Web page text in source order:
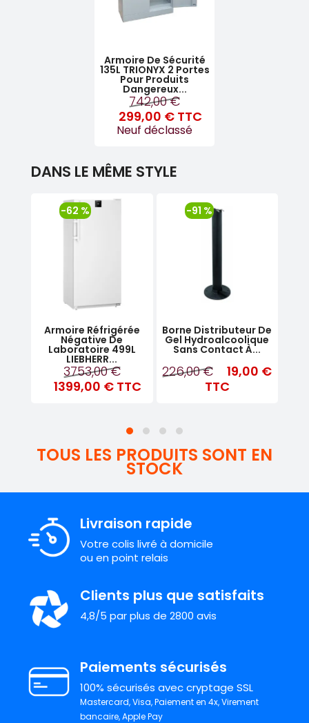
Armoire De Sécurité
135L TRIONYX 2 Portes
Pour Produits
Dangereux...
742,00 €
299,00 € TTC
Neuf déclassé
DANS LE MÊME STYLE
Armoire Réfrigérée
Négative De
Laboratoire 499L
LIEBHERR...
3753,00 €
1399,00 € TTC
-62 %
Borne Distributeur De
Gel Hydroalcoolique
Sans Contact À...
226,00 €
19,00 €
TTC
-91 %
TOUS LES PRODUITS SONT EN
STOCK
Livraison rapide
Votre colis livré à domicile
ou en point relais
Clients plus que satisfaits
4,8/5 par plus de 2800 avis
Paiements sécurisés
100% sécurisés avec cryptage SSL
Mastercard, Visa, Paiement en 4x, Virement
bancaire, Apple Pay